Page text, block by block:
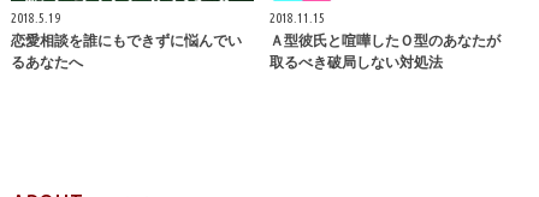
2018.5.19
恋愛相談を誰にもできずに悩んでい
るあなたへ
2018.11.15
Ａ型彼氏と喧嘩したＯ型のあなたが
取るべき破局しない対処法